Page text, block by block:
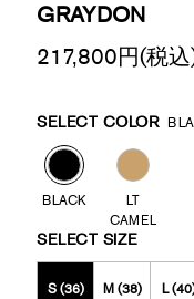
GRAYDON
217,800円(税
Variations
SELECT COLOR
BLACK
LT
CAMEL
SELECT SIZE
S (36) M (38) L